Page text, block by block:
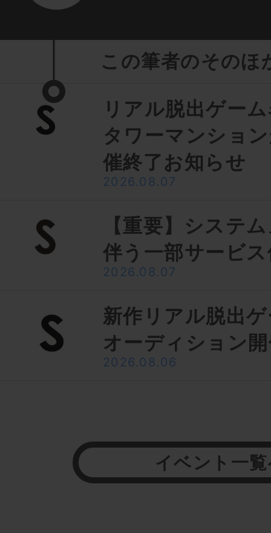
この筆者のそのほ
リアル脱出ゲー
タワーマンショ
催終了お知らせ
2026.08.07
【重要】システ
伴う一部サービ
2026.08.07
新作リアル脱出
オーディション
2026.08.06
イベント一